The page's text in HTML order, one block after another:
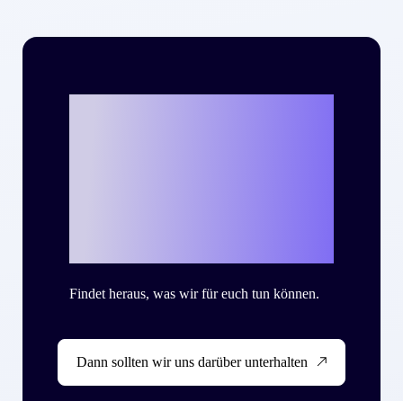
Findet heraus, was wir für euch tun können.
Dann sollten wir uns darüber unterhalten